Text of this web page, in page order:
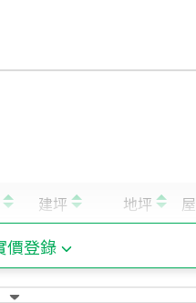
價登錄